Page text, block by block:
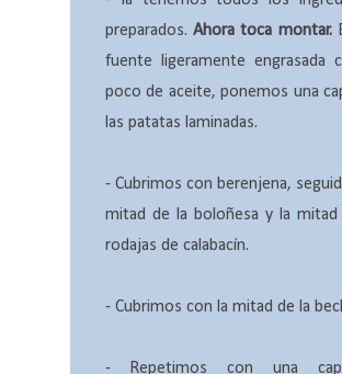
preparados. Ahora toca montar.
fuente ligeramente engrasada
poco de aceite, ponemos una
las patatas laminadas.
- Cubrimos con berenjena,
mitad de la boloñesa y la mitad
rodajas de calabacín.
- Cubrimos con la mitad de la
- Repetimos con una